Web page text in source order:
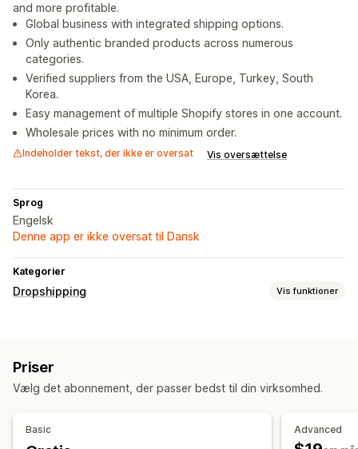
and more profitable.
Global business with integrated shipping options.
Only authentic branded products across numerous
categories.
Verified suppliers from the USA, Europe, Turkey, South
Korea.
Easy management of multiple Shopify stores in one account.
Wholesale prices with no minimum order.
Indeholder tekst, der ikke er oversat Vis oversættelse
Sprog
Engelsk
Denne app er ikke oversat til Dansk
Kategorier
Dropshipping Vis funktioner
Priser
Vælg det abonnement, der passer bedst til din virksomhed.
Basic Advanced